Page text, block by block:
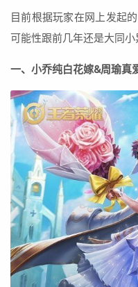
目前根据玩家在网上发起
可能性跟前几年还是大同小
一、小乔纯白花嫁&周瑜真